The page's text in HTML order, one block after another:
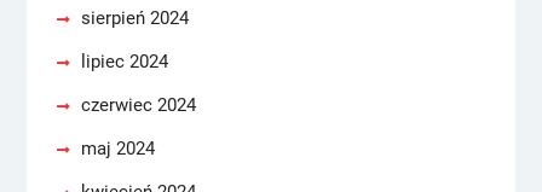
sierpień 2024
lipiec 2024
czerwiec 2024
maj 2024